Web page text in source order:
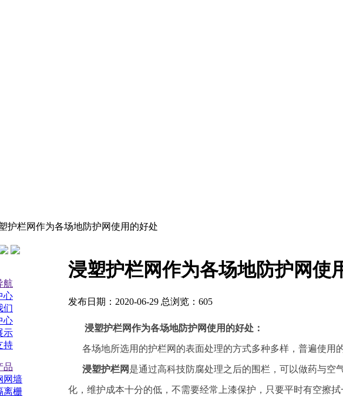
护栏网作为各场地防护网使用的好处
浸塑护栏网作为各场地防护网使
发布日期：2020-06-29 总浏览： 605
浸塑护栏网作为各场地防护网使用的好处：
各场地所选用的护栏网的表面处理的方式多种多样，普遍使用
浸塑护栏网 是通过高科技防腐处理之后的围栏，可以做药与空
化，维护成本十分的低，不需要经常上漆保护，只要平时有空擦
航
心
们
心
示
持
品
网墙
离栅